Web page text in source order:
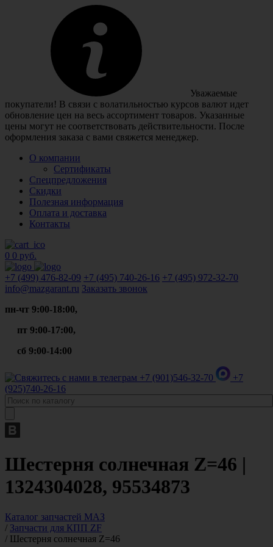
Уважаемые
покупатели! В связи с волатильностью курсов валют идет
обновление цен на весь ассортимент товаров. Указанные
цены могут не соответствовать действительности. После
оформления заказа с вами свяжется менеджер.
О компании
Сертификаты
Спецпредложения
Скидки
Полезная информация
Оплата и доставка
Контакты
0 0 руб.
+7 (499) 476-82-09 +7 (495) 740-26-16 +7 (495) 972-32-70
info@mazgarant.ru Заказать звонок
пн-чт 9:00-18:00,
пт 9:00-17:00,
сб 9:00-14:00
+7 (901)546-32-70
+7
(925)740-26-16
Шестерня солнечная Z=46 |
1324304028, 95534873
Каталог запчастей МАЗ
/ Запчасти для КПП ZF
/ Шестерня солнечная Z=46